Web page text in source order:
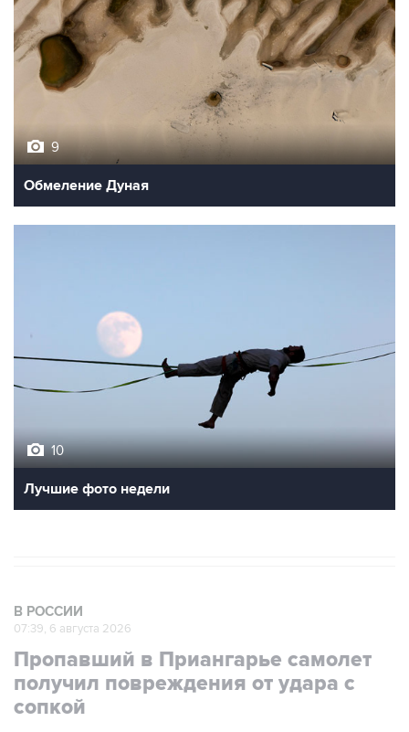
9
Обмеление Дуная
10
Лучшие фото недели
В РОССИИ
07:39, 6 августа 2026
Пропавший в Приангарье самолет
получил повреждения от удара с
сопкой